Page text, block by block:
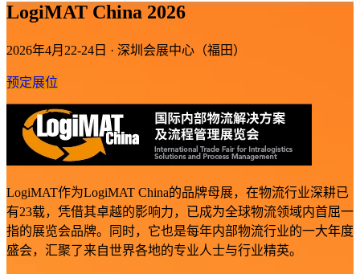
LogiMAT China 2026
2026年4月22-24日 · 深圳会展中心（福田）
预定展位
LogiMAT作为LogiMAT China的品牌母展，在物流行业深耕已
有23载，凭借其卓越的影响力，已成为全球物流领域内首屈一
指的展览会品牌。同时，它也是每年内部物流行业的一大年度
盛会，汇聚了来自世界各地的专业人士与行业精英。